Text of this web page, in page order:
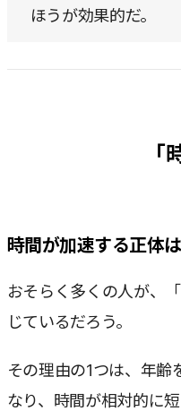
ほうが効果的だ。
時間が加速する正体
おそらく多くの人が、
じているだろう。
その理由の1つは、年齢
なり、時間が相対的に